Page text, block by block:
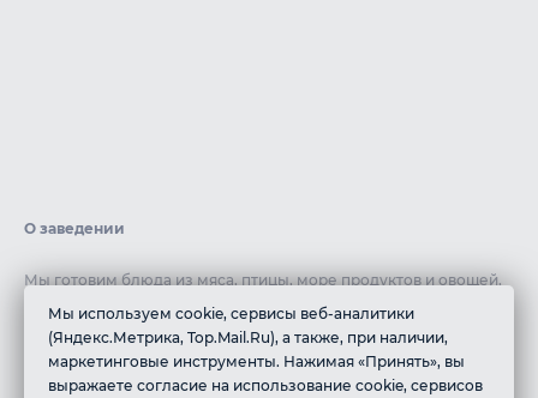
О заведении
Мы готовим блюда из мяса, птицы, море продуктов и овощей,
чтобы предложить вам разнообразие вариантов. Все наши
ингредиенты тщательно выбираются, соответствуя стандартам
халяльной пищи, чтобы обеспечить вам полный комфорт и
уверенность в качестве нашей кухни.
Мы используем cookie, сервисы веб-аналитики
(Яндекс.Метрика, Top.Mail.Ru), а также, при наличии,
маркетинговые инструменты. Нажимая «Принять», вы
выражаете согласие на использование cookie, сервисов